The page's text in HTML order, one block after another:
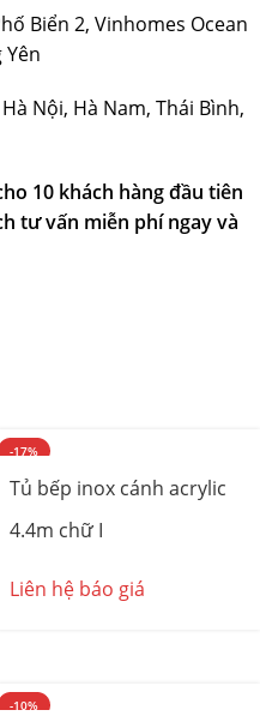
Biển 2, Vinhomes Ocean
Nội, Hà Nam, Thái Bình,
10 khách hàng đầu tiên
tư vấn miễn phí ngay và
-17%
Tủ bếp inox cánh acrylic
4.4m chữ I
Liên hệ báo giá
-10%